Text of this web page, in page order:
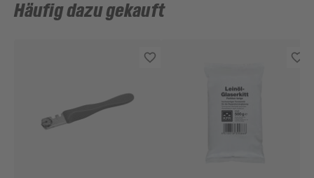
Häufig dazu gekauft